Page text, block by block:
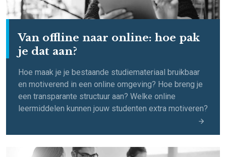
Van offline naar online: hoe pak
je dat aan?
Hoe maak je je bestaande studiemateriaal bruikbaar
en motiverend in een online omgeving? Hoe breng je
een transparante structuur aan? Welke online
leermiddelen kunnen jouw studenten extra motiveren?